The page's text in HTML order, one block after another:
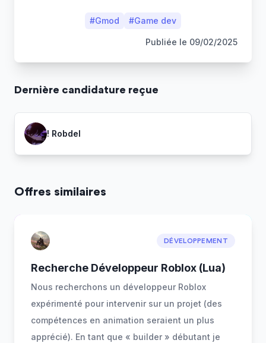
#Gmod #Game dev
Publiée le 09/02/2025
Dernière candidature reçue
! Robdel
Offres similaires
DÉVELOPPEMENT
Recherche Développeur Roblox (Lua)
Nous recherchons un développeur Roblox
expérimenté pour intervenir sur un projet (des
compétences en animation seraient un plus
apprécié). En tant que « builder » débutant je